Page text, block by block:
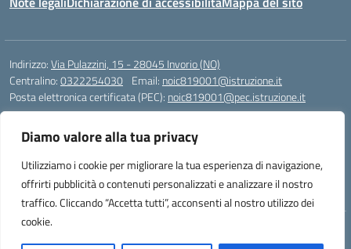
Diamo valore alla tua privacy
Utilizziamo i cookie per migliorare la tua esperienza di navigazione,
offrirti pubblicità o contenuti personalizzati e analizzare il nostro
traffico. Cliccando “Accetta tutti”, acconsenti al nostro utilizzo dei
cookie.
Indirizzo:Via Pulazzini, 15 - 28045 Invorio (NO)
Centralino:0322254030 Email: noic819001@istruzione.it
Posta elettronica certificata (PEC): noic819001@pec.istruzione.it
Codice meccanografico:NOIC819001
Codice Indice delle Pubbliche Amministrazioni (IPA): istsc_noic819001
Codice unico di fatturazione (CUF): UFZ9M3